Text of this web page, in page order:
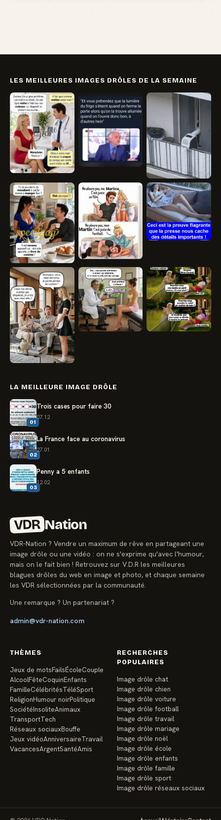
LES MEILLEURES IMAGES DRÔLES DE LA SEMAINE
LA MEILLEURE IMAGE DRÔLE
01
Trois cases pour faire 30
07.12
02
La France face au coronavirus
27.01
03
Penny a 5 enfants
12.02
VDR Nation
VDR-Nation ? Vendre un maximum de rêve en partageant une
image drôle ou une vidéo : on ne s'exprime qu'avec l'humour,
mais on le fait bien ! Retrouvez sur V.D.R les meilleures
blagues drôles du web en image et photo, et chaque semaine
les VDR sélectionnées par la communauté.
Une remarque ? Un partenariat ?
admin@vdr-nation.com
THÈMES
Jeux de motsFailsÉcoleCouple
AlcoolFêteCoquinEnfants
FamilleCélébritésTéléSport
ReligionHumour noirPolitique
SociétéInsoliteAnimaux
TransportTech
Réseaux sociauxBouffe
Jeux vidéoAnniversaireTravail
VacancesArgentSantéAmis
RECHERCHES
POPULAIRES
Image drôle chat
Image drôle chien
Image drôle voiture
Image drôle football
Image drôle travail
Image drôle mariage
Image drôle noël
Image drôle école
Image drôle enfants
Image drôle famille
Image drôle sport
Image drôle réseaux sociaux